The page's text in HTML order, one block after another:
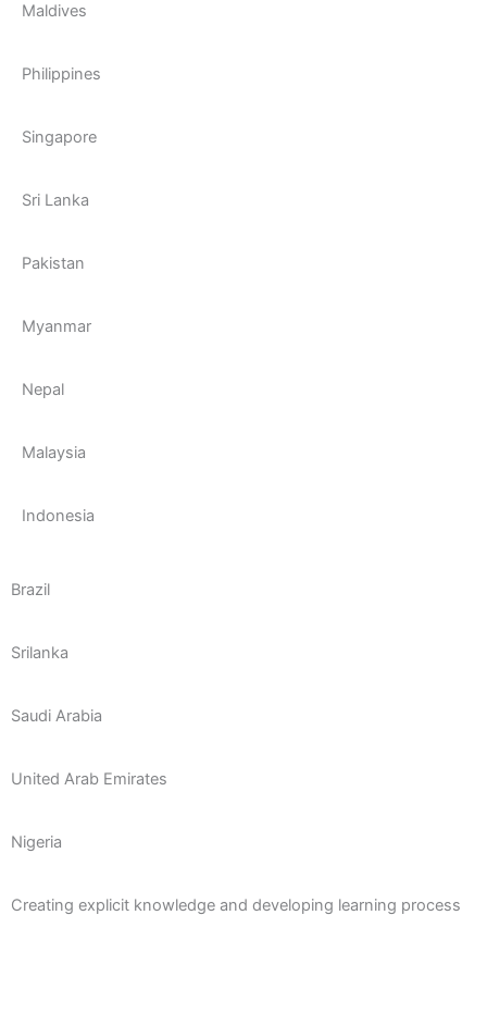
Maldives
Philippines
Singapore
Sri Lanka
Pakistan
Myanmar
Nepal
Malaysia
Indonesia
Brazil
Srilanka
Saudi Arabia
United Arab Emirates
Nigeria
Creating explicit knowledge and developing learning process